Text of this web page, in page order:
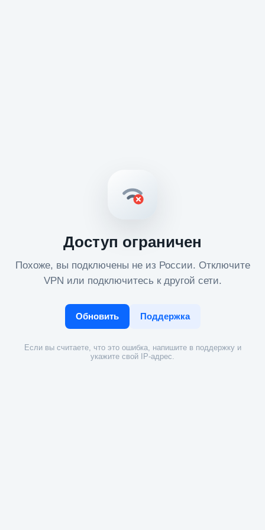
Доступ ограничен
Похоже, вы подключены не из России. Отключите
VPN или подключитесь к другой сети.
Обновить Поддержка
Если вы считаете, что это ошибка, напишите в поддержку и
укажите свой IP-адрес.